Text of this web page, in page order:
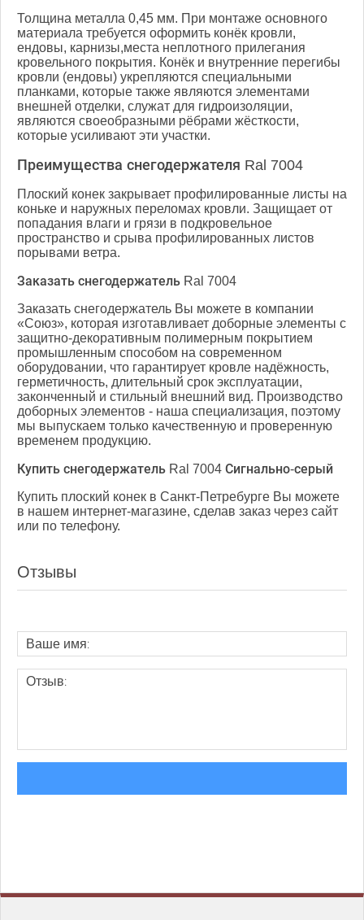
Толщина металла 0,45 мм. При монтаже основного
материала требуется оформить конёк кровли,
ендовы, карнизы,места неплотного прилегания
кровельного покрытия. Конёк и внутренние перегибы
кровли (ендовы) укрепляются специальными
планками, которые также являются элементами
внешней отделки, служат для гидроизоляции,
являются своеобразными рёбрами жёсткости,
которые усиливают эти участки.
Преимущества снегодержателя Ral 7004
Плоский конек закрывает профилированные листы на
коньке и наружных переломах кровли. Защищает от
попадания влаги и грязи в подкровельное
пространство и срыва профилированных листов
порывами ветра.
Заказать снегодержатель Ral 7004
Заказать снегодержатель Вы можете в компании
«Союз», которая изготавливает доборные элементы с
защитно-декоративным полимерным покрытием
промышленным способом на современном
оборудовании, что гарантирует кровле надёжность,
герметичность, длительный срок эксплуатации,
законченный и стильный внешний вид. Производство
доборных элементов - наша специализация, поэтому
мы выпускаем только качественную и проверенную
временем продукцию.
Купить снегодержатель Ral 7004 Сигнально-серый
Купить плоский конек в Санкт-Петребурге Вы можете
в нашем интернет-магазине, сделав заказ через сайт
или по телефону.
Отзывы